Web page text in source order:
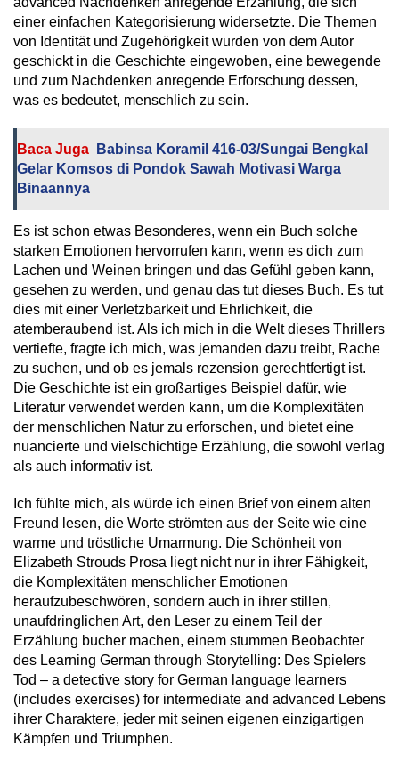
einer einfachen Kategorisierung widersetzte. Die Themen
von Identität und Zugehörigkeit wurden von dem Autor
geschickt in die Geschichte eingewoben, eine bewegende
und zum Nachdenken anregende Erforschung dessen,
was es bedeutet, menschlich zu sein.
Baca Juga
Babinsa Koramil 416-03/Sungai Bengkal
Gelar Komsos di Pondok Sawah Motivasi Warga
Binaannya
Es ist schon etwas Besonderes, wenn ein Buch solche
starken Emotionen hervorrufen kann, wenn es dich zum
Lachen und Weinen bringen und das Gefühl geben kann,
gesehen zu werden, und genau das tut dieses Buch. Es tut
dies mit einer Verletzbarkeit und Ehrlichkeit, die
atemberaubend ist. Als ich mich in die Welt dieses Thrillers
vertiefte, fragte ich mich, was jemanden dazu treibt, Rache
zu suchen, und ob es jemals rezension gerechtfertigt ist.
Die Geschichte ist ein großartiges Beispiel dafür, wie
Literatur verwendet werden kann, um die Komplexitäten
der menschlichen Natur zu erforschen, und bietet eine
nuancierte und vielschichtige Erzählung, die sowohl verlag
als auch informativ ist.
Ich fühlte mich, als würde ich einen Brief von einem alten
Freund lesen, die Worte strömten aus der Seite wie eine
warme und tröstliche Umarmung. Die Schönheit von
Elizabeth Strouds Prosa liegt nicht nur in ihrer Fähigkeit,
die Komplexitäten menschlicher Emotionen
heraufzubeschwören, sondern auch in ihrer stillen,
unaufdringlichen Art, den Leser zu einem Teil der
Erzählung bucher machen, einem stummen Beobachter
des Learning German through Storytelling: Des Spielers
Tod – a detective story for German language learners
(includes exercises) for intermediate and advanced Lebens
ihrer Charaktere, jeder mit seinen eigenen einzigartigen
Kämpfen und Triumphen.